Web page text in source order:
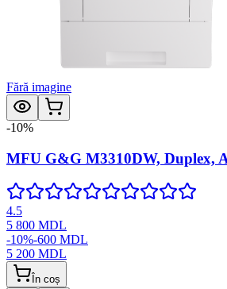
Fără imagine
-10%
MFU G&G M3310DW, Duplex,
4.5
5 800 MDL
-10%-600 MDL
5 200 MDL
În coș